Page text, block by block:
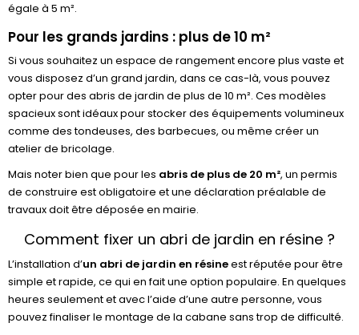
égale à 5 m².
Pour les grands jardins : plus de 10 m²
Si vous souhaitez un espace de rangement encore plus vaste et
vous disposez d’un grand jardin, dans ce cas-là, vous pouvez
opter pour des abris de jardin de plus de 10 m². Ces modèles
spacieux sont idéaux pour stocker des équipements volumineux
comme des tondeuses, des barbecues, ou même créer un
atelier de bricolage.
Mais noter bien que pour les abris de plus de 20 m², un permis
de construire est obligatoire et une déclaration préalable de
travaux doit être déposée en mairie.
Comment fixer un abri de jardin en résine ?
L’installation d’un abri de jardin en résineest réputée pour être
simple et rapide, ce qui en fait une option populaire. En quelques
heures seulement et avec l’aide d’une autre personne, vous
pouvez finaliser le montage de la cabane sans trop de difficulté.